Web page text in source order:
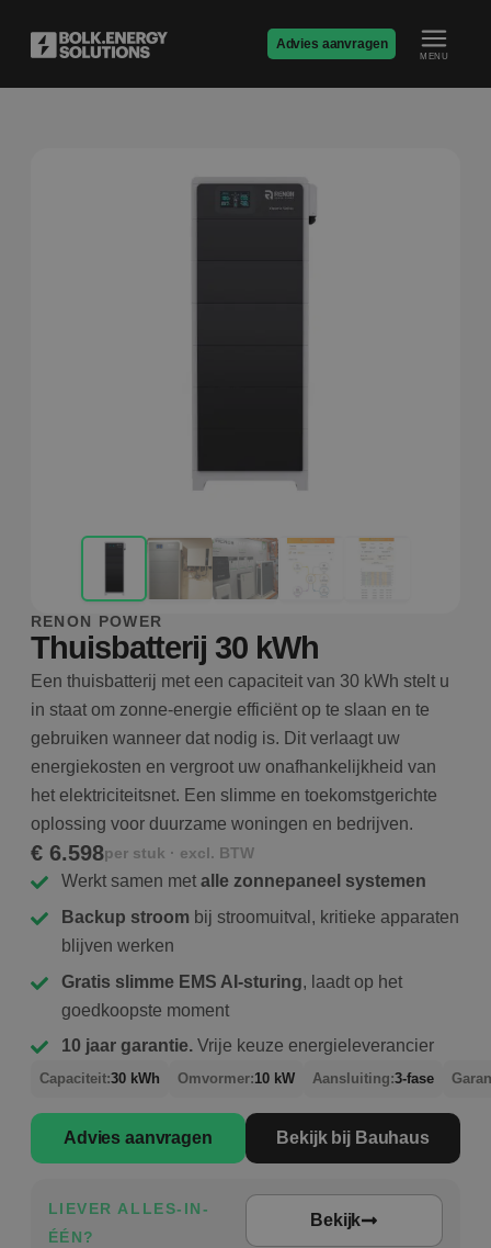
Advies aanvragen
MENU
RENON POWER
Thuisbatterij 30 kWh
Een thuisbatterij met een capaciteit van 30 kWh stelt u
in staat om zonne-energie efficiënt op te slaan en te
gebruiken wanneer dat nodig is. Dit verlaagt uw
energiekosten en vergroot uw onafhankelijkheid van
het elektriciteitsnet. Een slimme en toekomstgerichte
oplossing voor duurzame woningen en bedrijven.
€ 6.598per stuk · excl. BTW
Werkt samen metalle zonnepaneel systemen
Backup stroom bij stroomuitval, kritieke apparaten
blijven werken
Gratis slimme EMS AI-sturing, laadt op het
goedkoopste moment
10 jaar garantie.Vrije keuze energieleverancier
Capaciteit:30 kWh Omvormer:10 kW Aansluiting:3-fase
Advies aanvragen Bekijk bij Bauhaus
LIEVER ALLES-IN-
ÉÉN?
Bekijk